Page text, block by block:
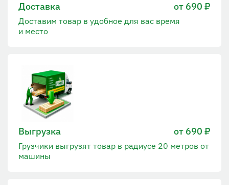
Доставка от 690 ₽
Доставим товар в удобное для вас время
и место
Выгрузка от 690 ₽
Грузчики выгрузят товар в радиусе 20 метров от
машины